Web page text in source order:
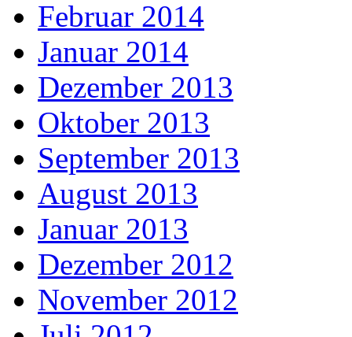
Februar 2014
Januar 2014
Dezember 2013
Oktober 2013
September 2013
August 2013
Januar 2013
Dezember 2012
November 2012